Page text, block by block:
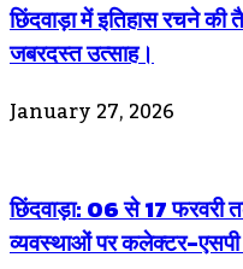
छिंदवाड़ा में इतिहास रचने की
जबरदस्त उत्साह।
January 27, 2026
छिंदवाड़ा: 06 से 17 फरवरी
व्यवस्थाओं पर कलेक्टर-